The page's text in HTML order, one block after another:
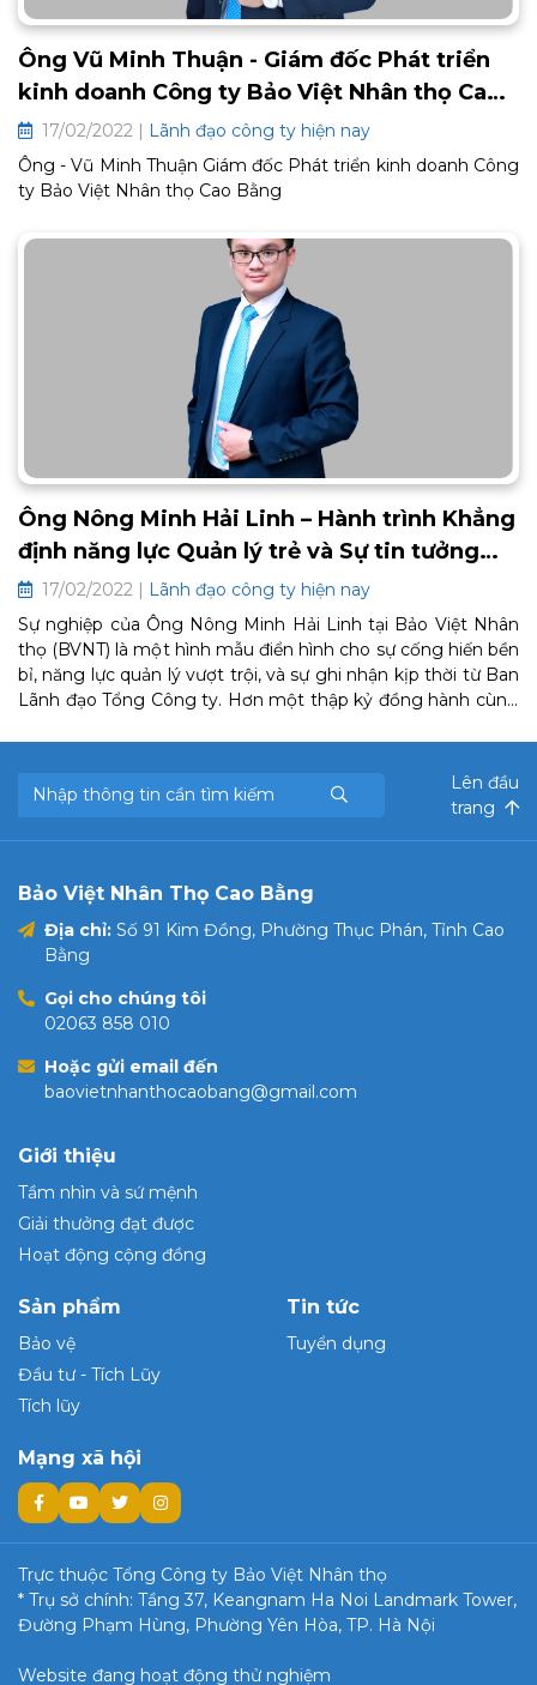
Ông Vũ Minh Thuận - Giám đốc Phát triển
kinh doanh Công ty Bảo Việt Nhân thọ Cao
Bằng
17/02/2022 | Lãnh đạo công ty hiện nay
Ông - Vũ Minh Thuận Giám đốc Phát triển kinh doanh Công
ty Bảo Việt Nhân thọ Cao Bằng
Ông Nông Minh Hải Linh – Hành trình Khẳng
định năng lực Quản lý trẻ và Sự tin tưởng
tuyệt đối từ Lãnh đạo Bảo Việt Nhân thọ
17/02/2022 | Lãnh đạo công ty hiện nay
Sự nghiệp của Ông Nông Minh Hải Linh tại Bảo Việt Nhân
thọ (BVNT) là một hình mẫu điển hình cho sự cống hiến bền
bỉ, năng lực quản lý vượt trội, và sự ghi nhận kịp thời từ Ban
Lãnh đạo Tổng Công ty. Hơn một thập kỷ đồng hành cùng
Lên đầu
trang
Bảo Việt Nhân Thọ Cao Bằng
Địa chỉ: Số 91 Kim Đồng, Phường Thục Phán, Tỉnh Cao
Bằng
Gọi cho chúng tôi
02063 858 010
Hoặc gửi email đến
baovietnhanthocaobang@gmail.com
Giới thiệu
Tầm nhìn và sứ mệnh
Giải thưởng đạt được
Hoạt động cộng đồng
Sản phẩm
Bảo vệ
Đầu tư - Tích Lũy
Tích lũy
Mạng xã hội
Tin tức
Tuyển dụng
Trực thuộc Tổng Công ty Bảo Việt Nhân thọ
* Trụ sở chính: Tầng 37, Keangnam Ha Noi Landmark Tower,
Đường Phạm Hùng, Phường Yên Hòa, TP. Hà Nội
Website đang hoạt động thử nghiệm